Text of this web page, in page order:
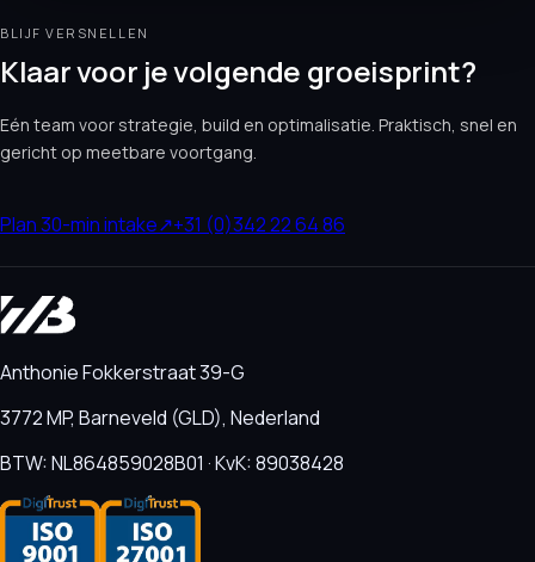
BLIJF VERSNELLEN
Klaar voor je volgende groeisprint?
Eén team voor strategie, build en optimalisatie. Praktisch, snel en
gericht op meetbare voortgang.
Plan 30-min intake↗+31 (0)342 22 64 86
Anthonie Fokkerstraat 39-G
3772 MP, Barneveld (GLD), Nederland
BTW: NL864859028B01 · KvK: 89038428